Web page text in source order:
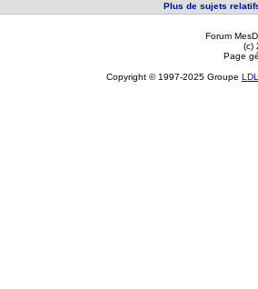
Plus de sujets
Forum
(c)
Page
Copyright © 1997-2025 Groupe